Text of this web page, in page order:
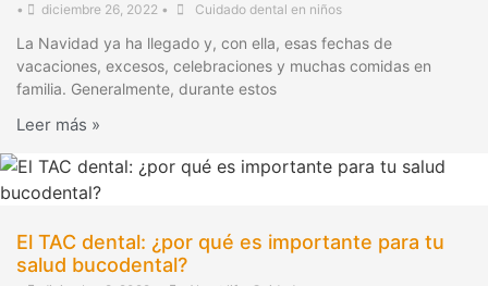
• diciembre 26, 2022 • Cuidado dental en niños
La Navidad ya ha llegado y, con ella, esas fechas de
vacaciones, excesos, celebraciones y muchas comidas en
familia. Generalmente, durante estos
Leer más »
El TAC dental: ¿por qué es importante para tu
salud bucodental?